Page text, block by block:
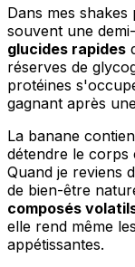
Dans mes
souvent une
glucides rapides
réserves de
protéines
gagnant après
La banane
détendre le corps
Quand je reviens
de bien-être
composés
elle rend même
appétissantes.